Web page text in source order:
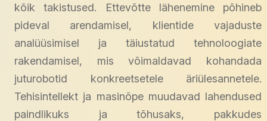
kõik takistused. Ettevõtte lähenemine põhineb
pideval arendamisel, klientide vajaduste
analüüsimisel ja täiustatud tehnoloogiate
rakendamisel, mis võimaldavad kohandada
juturobotid konkreetsetele äriülesannetele.
Tehisintellekt ja masinõpe muudavad lahendused
paindlikuks ja tõhusaks, pakkudes